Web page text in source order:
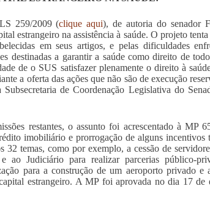
259/2009 (clique aqui), de autoria do senador
estrangeiro na assistência à saúde. O projeto
em seus artigos, e pelas dificuldades
destinadas a garantir a saúde como direito de
de o SUS satisfazer plenamente o direito à
a oferta das ações que não são de execução
de Coordenação Legislativa do
restantes, o assunto foi acrescentado à MP
imobiliário e prorrogação de alguns incentivos
temas, como por exemplo, a cessão de
Judiciário para realizar parcerias público-
para a construção de um aeroporto privado e
estrangeiro. A MP foi aprovada no dia 17 de